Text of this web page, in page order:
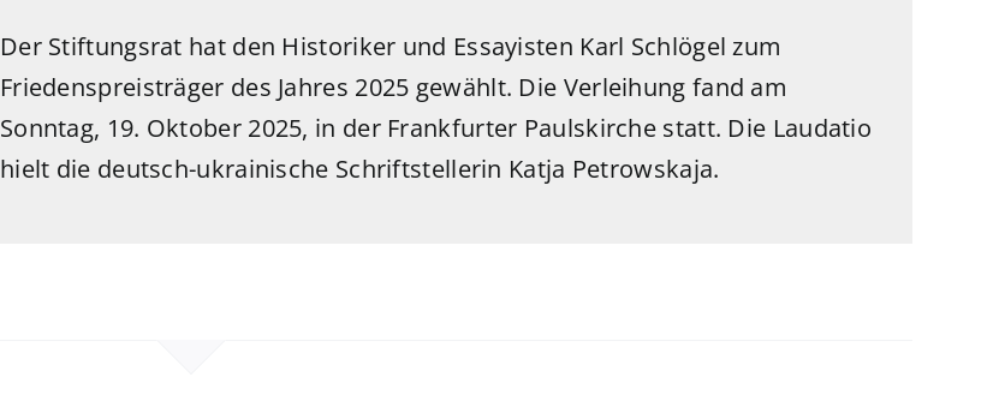
Der Stiftungsrat hat den Historiker und Essayisten Karl Schlögel zum
Friedenspreisträger des Jahres 2025 gewählt. Die Verleihung fand am
Sonntag, 19. Oktober 2025, in der Frankfurter Paulskirche statt. Die Laudatio
hielt die deutsch-ukrainische Schriftstellerin Katja Petrowskaja.